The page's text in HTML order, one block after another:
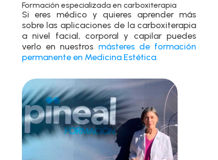
Formación especializada en carboxiterapia
Si eres médico y quieres aprender más
sobre las aplicaciones de la carboxiterapia
a nivel facial, corporal y capilar puedes
verlo en nuestros másteres de formación
permanente en Medicina Estética.